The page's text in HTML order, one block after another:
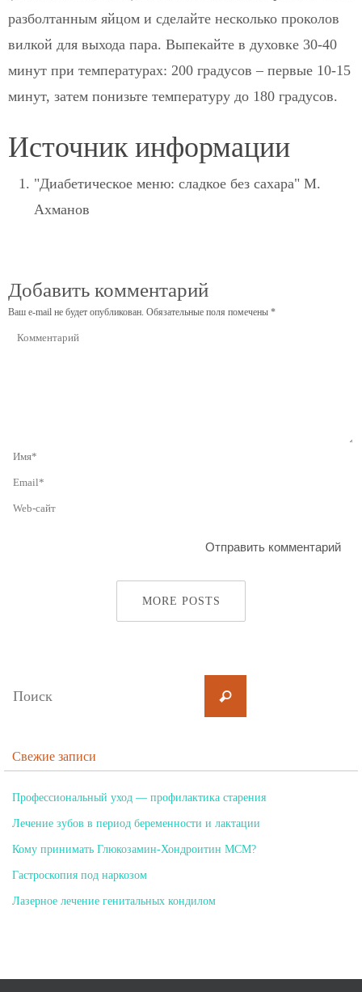
разболтанным яйцом и сделайте несколько проколов
вилкой для выхода пара. Выпекайте в духовке 30-40
минут при температурах: 200 градусов – первые 10-15
минут, затем понизьте температуру до 180 градусов.
Источник информации
"Диабетическое меню: сладкое без сахара" М.
Ахманов
Добавить комментарий
Ваш e-mail не будет опубликован. Обязательные поля помечены *
MORE POSTS
Свежие записи
Профессиональный уход — профилактика старения
Лечение зубов в период беременности и лактации
Кому принимать Глюкозамин-Хондроитин МСМ?
Гастроскопия под наркозом
Лазерное лечение генитальных кондилом